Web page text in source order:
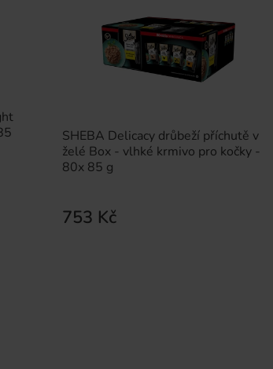
SHEBA Delicacy drůbeží příchutě v
želé Box - vlhké krmivo pro kočky -
80x 85 g
753 Kč